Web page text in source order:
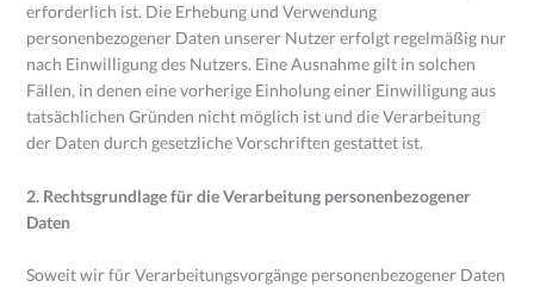
erforderlich ist. Die Erhebung und Verwendung
personenbezogener Daten unserer Nutzer erfolgt regelmäßig nur
nach Einwilligung des Nutzers. Eine Ausnahme gilt in solchen
Fällen, in denen eine vorherige Einholung einer Einwilligung aus
tatsächlichen Gründen nicht möglich ist und die Verarbeitung
der Daten durch gesetzliche Vorschriften gestattet ist.
2. Rechtsgrundlage für die Verarbeitung personenbezogener
Daten
Soweit wir für Verarbeitungsvorgänge personenbezogener Daten